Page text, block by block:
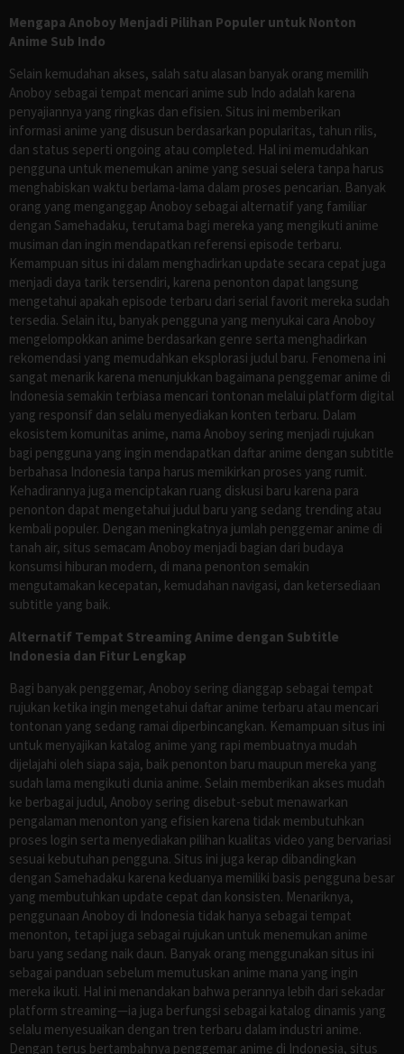
Mengapa Anoboy Menjadi Pilihan Populer untuk Nonton
Anime Sub Indo
Selain kemudahan akses, salah satu alasan banyak orang memilih
Anoboy sebagai tempat mencari anime sub Indo adalah karena
penyajiannya yang ringkas dan efisien. Situs ini memberikan
informasi anime yang disusun berdasarkan popularitas, tahun rilis,
dan status seperti ongoing atau completed. Hal ini memudahkan
pengguna untuk menemukan anime yang sesuai selera tanpa harus
menghabiskan waktu berlama-lama dalam proses pencarian. Banyak
orang yang menganggap Anoboy sebagai alternatif yang familiar
dengan Samehadaku, terutama bagi mereka yang mengikuti anime
musiman dan ingin mendapatkan referensi episode terbaru.
Kemampuan situs ini dalam menghadirkan update secara cepat juga
menjadi daya tarik tersendiri, karena penonton dapat langsung
mengetahui apakah episode terbaru dari serial favorit mereka sudah
tersedia. Selain itu, banyak pengguna yang menyukai cara Anoboy
mengelompokkan anime berdasarkan genre serta menghadirkan
rekomendasi yang memudahkan eksplorasi judul baru. Fenomena ini
sangat menarik karena menunjukkan bagaimana penggemar anime di
Indonesia semakin terbiasa mencari tontonan melalui platform digital
yang responsif dan selalu menyediakan konten terbaru. Dalam
ekosistem komunitas anime, nama Anoboy sering menjadi rujukan
bagi pengguna yang ingin mendapatkan daftar anime dengan subtitle
berbahasa Indonesia tanpa harus memikirkan proses yang rumit.
Kehadirannya juga menciptakan ruang diskusi baru karena para
penonton dapat mengetahui judul baru yang sedang trending atau
kembali populer. Dengan meningkatnya jumlah penggemar anime di
tanah air, situs semacam Anoboy menjadi bagian dari budaya
konsumsi hiburan modern, di mana penonton semakin
mengutamakan kecepatan, kemudahan navigasi, dan ketersediaan
subtitle yang baik.
Alternatif Tempat Streaming Anime dengan Subtitle
Indonesia dan Fitur Lengkap
Bagi banyak penggemar, Anoboy sering dianggap sebagai tempat
rujukan ketika ingin mengetahui daftar anime terbaru atau mencari
tontonan yang sedang ramai diperbincangkan. Kemampuan situs ini
untuk menyajikan katalog anime yang rapi membuatnya mudah
dijelajahi oleh siapa saja, baik penonton baru maupun mereka yang
sudah lama mengikuti dunia anime. Selain memberikan akses mudah
ke berbagai judul, Anoboy sering disebut-sebut menawarkan
pengalaman menonton yang efisien karena tidak membutuhkan
proses login serta menyediakan pilihan kualitas video yang bervariasi
sesuai kebutuhan pengguna. Situs ini juga kerap dibandingkan
dengan Samehadaku karena keduanya memiliki basis pengguna besar
yang membutuhkan update cepat dan konsisten. Menariknya,
penggunaan Anoboy di Indonesia tidak hanya sebagai tempat
menonton, tetapi juga sebagai rujukan untuk menemukan anime
baru yang sedang naik daun. Banyak orang menggunakan situs ini
sebagai panduan sebelum memutuskan anime mana yang ingin
mereka ikuti. Hal ini menandakan bahwa perannya lebih dari sekadar
platform streaming—ia juga berfungsi sebagai katalog dinamis yang
selalu menyesuaikan dengan tren terbaru dalam industri anime.
Dengan terus bertambahnya penggemar anime di Indonesia, situs